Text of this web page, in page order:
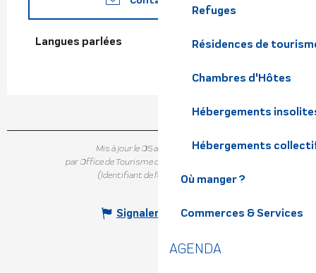
Refuges
Résidences de
Chambres d'Hôtes
Hébergements
Hébergements
Où manger ?
Commerces & Services
AGENDA
Langues parlées
Langues parlées
Mis à jour le 05 août 2026 à 11:05
par Office de Tourisme de Belledonne Chartreuse
(Identifiant de l'offre : 6839581)
Signaler une erreur